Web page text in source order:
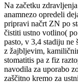
Na začetku
anamnezo opredeli
pripravi načrt ZN po
čistiti ustno votlino(
pasto, v 3,4 stadiju ne
z žajbljevim,
stomatitis pa z fiz
navodila za uporabo
zaščitno kremo za